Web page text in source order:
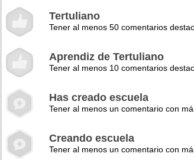
Tertuliano
Tener al menos 50 comentarios
Aprendiz de Tertuliano
Tener al menos 10 comentarios
Has creado escuela
Tener al menos un comentario con
Creando escuela
Tener al menos un comentario con